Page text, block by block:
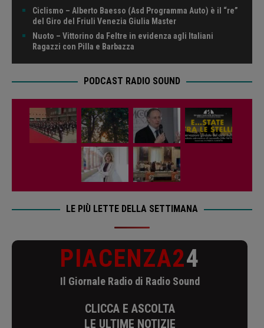
Ciclismo – Alberto Baesso (Asd Programma Auto) è il “re”
del Giro del Friuli Venezia Giulia Master
Nuoto – Vittorino da Feltre in evidenza agli Italiani
Ragazzi con Pilla e Barbazza
PODCAST RADIO SOUND
LE PIÙ LETTE DELLA SETTIMANA
PIACENZA24
Il Giornale Radio di Radio Sound
CLICCA E ASCOLTA
LE ULTIME NOTIZIE